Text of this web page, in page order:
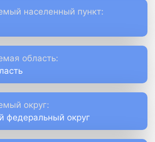
населенный пункт:
область:
округ:
федеральный округ